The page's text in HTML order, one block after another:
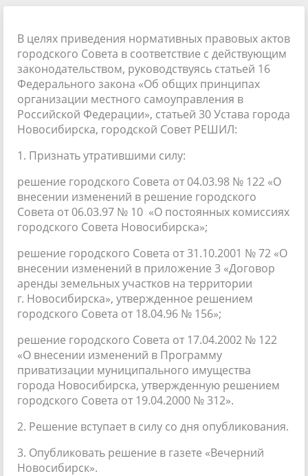
В целях приведения нормативных правовых актов
городского Совета в соответствие с действующим
законодательством, руководствуясь статьей 16
Федерального закона «Об общих принципах
организации местного самоуправления в
Российской Федерации», статьей 30 Устава города
Новосибирска, городской Совет РЕШИЛ:
1. Признать утратившими силу:
решение городского Совета от 04.03.98 № 122 «О
внесении изменений в решение городского
Совета от 06.03.97 № 10 «О постоянных комиссиях
городского Совета Новосибирска»;
решение городского Совета от 31.10.2001 № 72 «О
внесении изменений в приложение 3 «Договор
аренды земельных участков на территории
г. Новосибирска», утвержденное решением
городского Совета от 18.04.96 № 156»;
решение городского Совета от 17.04.2002 № 122
«О внесении изменений в Программу
приватизации муниципального имущества
города Новосибирска, утвержденную решением
городского Совета от 19.04.2000 № 312».
2. Решение вступает в силу со дня опубликования.
3. Опубликовать решение в газете «Вечерний
Новосибирск».